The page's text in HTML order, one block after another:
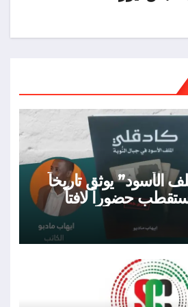
الأسود” يوثق تاريخاً
حضوراً لافتاً